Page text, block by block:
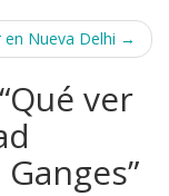
en Nueva Delhi →
Qué ver
”